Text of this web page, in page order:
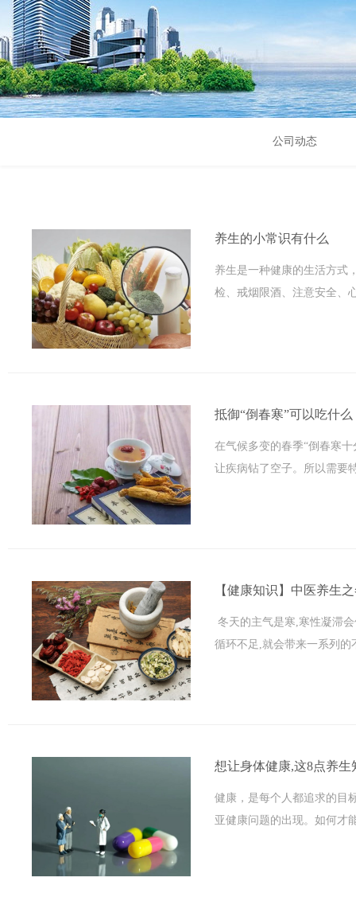
公司动态
养生的小常识有什么
养生是一种健康的生活方式
检、戒烟限酒、注意安全、
抵御“倒春寒”可以吃什么
在气候多变的春季“倒春寒
让疾病钻了空子。所以需要
【健康知识】中医养生
冬天的主气是寒,寒性凝滞
循环不足,就会带来一系列
想让身体健康,这8点养生
健康，是每个人都追求的目
亚健康问题的出现。如何才